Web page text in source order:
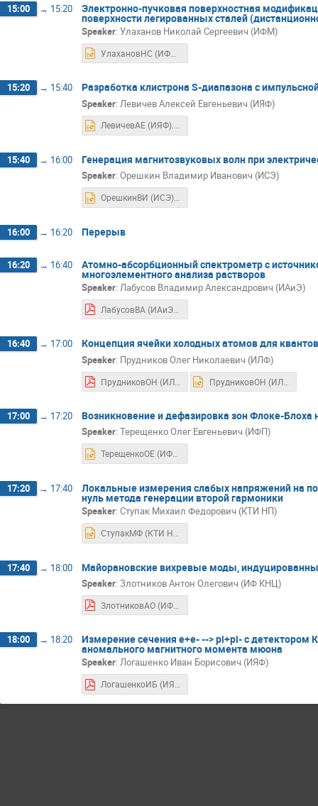
15:00 → 15:20 Электронно-пучковая поверхностная
поверхности легированных сталей
Speaker: Улаханов Николай Сергеевич (ИФМ)
15:20 → 15:40 Разработка клистрона S-диапазона с
Speaker: Левичев Алексей Евгеньевич (ИЯФ)
ЛевичевАЕ (ИЯФ).pptx
15:40 → 16:00 Генерация магнитозвуковых волн при
Speaker: Орешкин Владимир Иванович (ИСЭ)
ОрешкинВИ (ИСЭ).ppt
16:00 → 16:20 Перерыв
16:20 → 16:40 Атомно-абсорбционный спектрометр с
многоэлементного анализа растворов
Speaker: Лабусов Владимир Александрович (ИАиЭ)
16:40 → 17:00 Концепция ячейки холодных атомов для
Speaker: Прудников Олег Николаевич (ИЛФ)
ПрудниковОН (ИЛФ).pptx
17:00 → 17:20 Возникновение и дефазировка зон Флоке-
Speaker: Терещенко Олег Евгеньевич (ИФП)
ТерещенкоОЕ (ИФП).pptx
17:20 → 17:40 Локальные измерения слабых напряжений на
нуль метода генерации второй гармоники
Speaker: Ступак Михаил Федорович (КТИ НП)
17:40 → 18:00 Майорановские вихревые моды,
Speaker: Злотников Антон Олегович (ИФ КНЦ)
18:00 → 18:20 Измерение сечения e+e- --> pi+pi- с
аномального магнитного момента мюона
Speaker: Логашенко Иван Борисович (ИЯФ)
ЛогашенкоИБ (ИЯФ).pdf